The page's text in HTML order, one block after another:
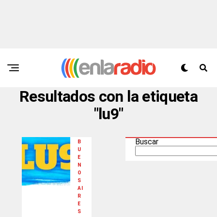
Resultados con la etiqueta
"lu9"
B
U
E
N
O
S
AI
R
E
S
Buscar